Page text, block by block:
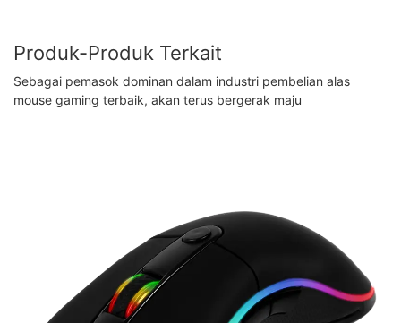
Produk-Produk Terkait
Sebagai pemasok dominan dalam industri pembelian alas
mouse gaming terbaik, akan terus bergerak maju